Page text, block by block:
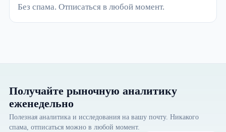
Без спама. Отписаться в любой момент.
Получайте рыночную аналитику
еженедельно
Полезная аналитика и исследования на вашу почту. Никакого
спама, отписаться можно в любой момент.